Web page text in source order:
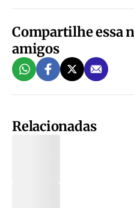
Compartilhe essa
amigos
Relacionadas